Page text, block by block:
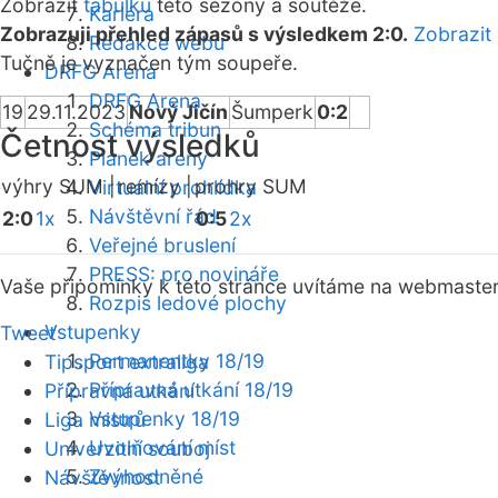
Kariéra
Redakce webu
DRFG Arena
DRFG Arena
Schéma tribun
Plánek areny
Virtuální prohlídka
Návštěvní řád
Veřejné bruslení
PRESS: pro novináře
Rozpis ledové plochy
Vstupenky
Permanentky 18/19
Přípravná utkání 18/19
Vstupenky 18/19
Uvolňování míst
Zvýhodněné
Zobrazit tabulku této sezóny a soutěže.
Zobrazuji přehled zápasů s výsledkem 2:0. Zobrazit
Tučně je vyznačen tým soupeře.
19 29.11.2023Nový Jičín Šumperk 0:2
Četnost výsledků
výhry SUM |remízy |prohry SUM
2:01x 0:52x
Vaše připomínky k této stránce uvítáme na webmaster
Tweet
Tipsport extraliga
Přípravná utkání
Liga mistrů
Univerzitní souboj
Návštěvnost